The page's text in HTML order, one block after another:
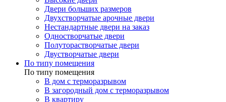
Двери больших размеров
Двухстворчатые арочные двери
Нестандартные двери на заказ
Одностворчатые двери
Полуторастворчатые двери
Двустворчатые двери
По типу помещения
По типу помещения
В дом с терморазрывом
В загородный дом с терморазрывом
В квартиру